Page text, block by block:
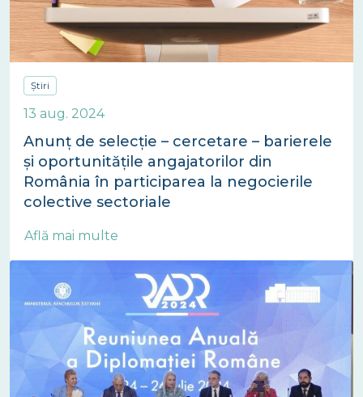
Știri
13 aug. 2024
Anunț de selecție – cercetare – barierele
și oportunitățile angajatorilor din
România în participarea la negocierile
colective sectoriale
Află mai multe